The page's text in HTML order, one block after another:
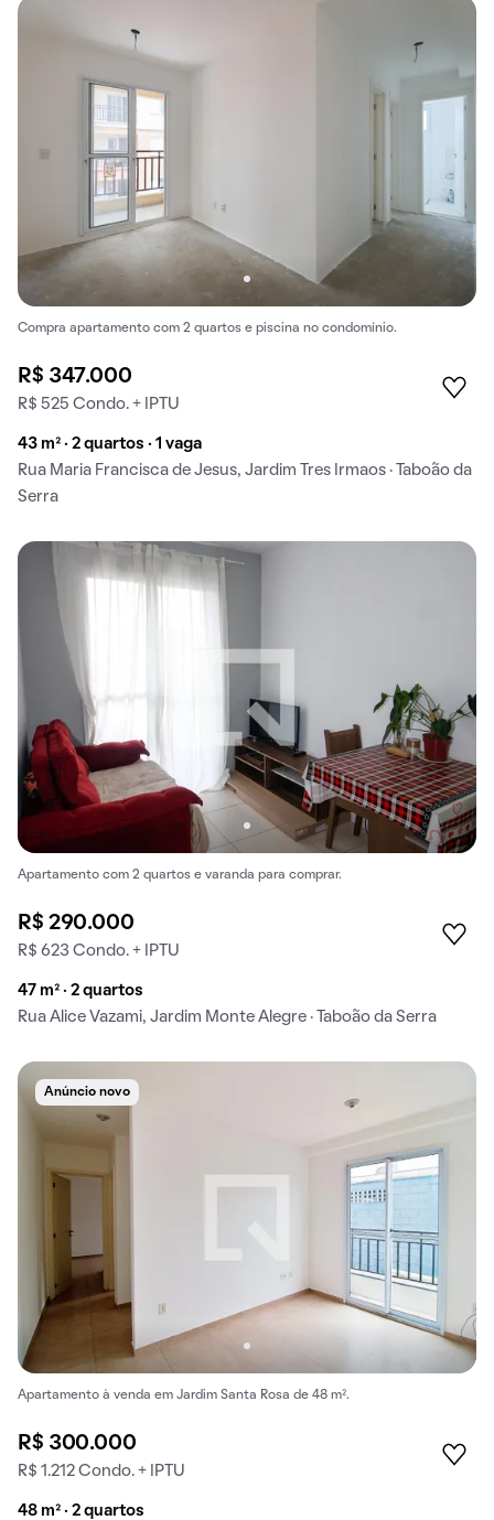
Compra apartamento com 2 quartos e piscina no condomínio.
R$ 347.000
R$ 525 Condo. + IPTU
43 m² · 2 quartos · 1 vaga
Rua Maria Francisca de Jesus, Jardim Tres Irmaos · Taboão da
Serra
Apartamento com 2 quartos e varanda para comprar.
R$ 290.000
R$ 623 Condo. + IPTU
47 m² · 2 quartos
Rua Alice Vazami, Jardim Monte Alegre · Taboão da Serra
Anúncio novo
Apartamento à venda em Jardim Santa Rosa de 48 m².
R$ 300.000
R$ 1.212 Condo. + IPTU
48 m² · 2 quartos